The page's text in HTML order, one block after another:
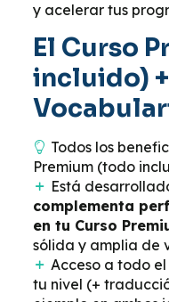
y acelerar tus
El Curso
incluido)
Todos los
Premium (todo
Está
complementa
en tu Curso
sólida y amplia de
Acceso a todo
tu nivel (+